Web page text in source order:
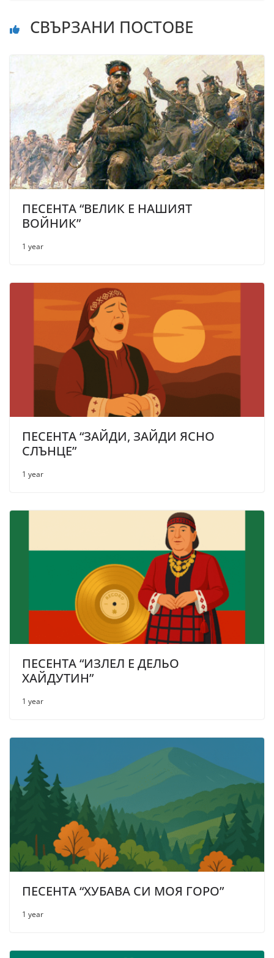
СВЪРЗАНИ ПОСТОВЕ
ПЕСЕНТА “ВЕЛИК Е НАШИЯТ
ВОЙНИК”
1 year
ПЕСЕНТА “ЗАЙДИ, ЗАЙДИ ЯСНО
СЛЪНЦЕ”
1 year
ПЕСЕНТА “ИЗЛЕЛ Е ДЕЛЬО
ХАЙДУТИН”
1 year
ПЕСЕНТА “ХУБАВА СИ МОЯ ГОРО”
1 year